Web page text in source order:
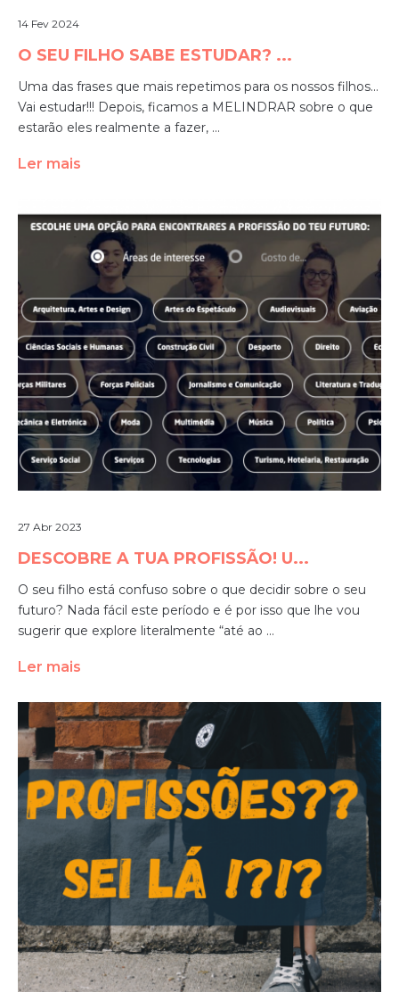
14 Fev 2024
O SEU FILHO SABE ESTUDAR? ...
Uma das frases que mais repetimos para os nossos filhos...
Vai estudar!!! Depois, ficamos a MELINDRAR sobre o que
estarão eles realmente a fazer, ...
Ler mais
27 Abr 2023
DESCOBRE A TUA PROFISSÃO! U...
O seu filho está confuso sobre o que decidir sobre o seu
futuro? Nada fácil este período e é por isso que lhe vou
sugerir que explore literalmente “até ao ...
Ler mais